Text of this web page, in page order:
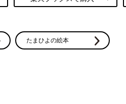
たまひよの絵本